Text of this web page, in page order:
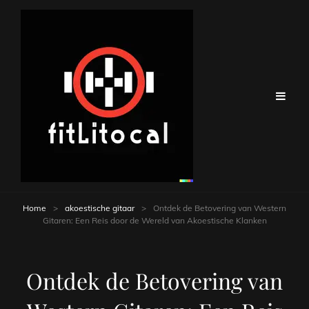
Home > akoestische gitaar >
Ontdek de Betovering van Western
Gitaren: Een Reis door de Wereld van Akoestische Klanken
Ontdek de Betovering van